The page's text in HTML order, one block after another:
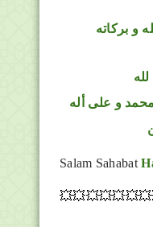
و بركاته
و على أله
Salam Sahabat